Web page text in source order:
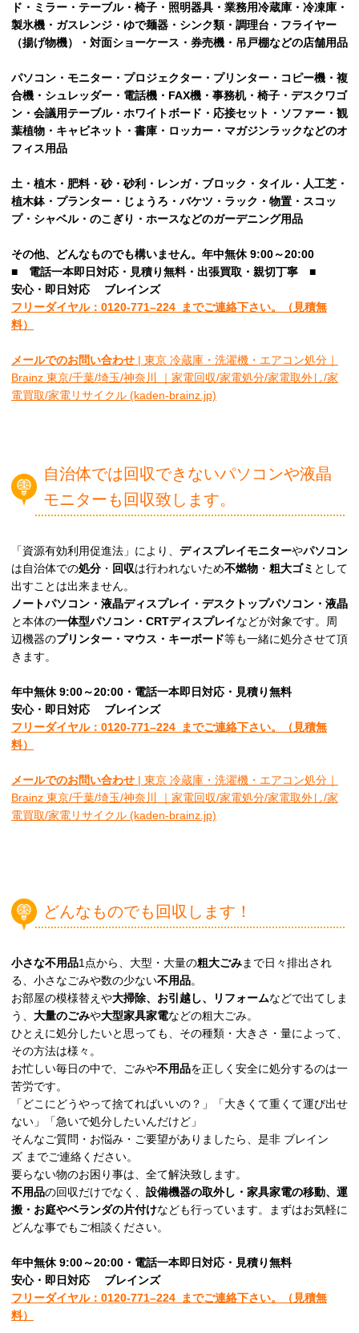
ド・ミラー・テーブル・椅子・照明器具・業務用冷蔵庫・冷凍庫・
製氷機・ガスレンジ・ゆで麺器・シンク類・調理台・フライヤー
（揚げ物機）・対面ショーケース・券売機・吊戸棚などの店舗用品
パソコン・モニター・プロジェクター・プリンター・コピー機・複
合機・シュレッダー・電話機・FAX機・事務机・椅子・デスクワゴ
ン・会議用テーブル・ホワイトボード・応接セット・ソファー・観
葉植物・キャビネット・書庫・ロッカー・マガジンラックなどのオ
フィス用品
土・植木・肥料・砂・砂利・レンガ・ブロック・タイル・人工芝・
植木鉢・プランター・じょうろ・バケツ・ラック・物置・スコッ
プ・シャベル・のこぎり・ホースなどのガーデニング用品
その他、
どんなものでも構いません。年中無休 9:00～20:00
■ 電話一本即日対応・見積り無料・出張買取・親切丁寧 ■
安心・即日対応
ブレインズ
フリーダイヤル：0120-771–224 までご連絡下さい。
（見積無
料）
メールでのお問い合わせ | 東京 冷蔵庫・洗濯機・エアコン処分｜
Brainz 東京/千葉/埼玉/神奈川 ｜家電回収/家電処分/家電取外し/家
電買取/家電リサイクル (kaden-brainz.jp)
自治体では回収できないパソコンや液晶
モニターも回収致します。
「資源有効利用促進法」により、 ディスプレイモニターやパソコン
は自治体での処分 ・ 回収は行われないため不燃物 ・ 粗大ゴミ として
出すことは出来ません。
ノートパソコン・液晶ディスプレイ・デスクトップパソコン・液晶
と本体の一体型パソコン・CRTディスプレイなどが対象です。周
辺機器のプリンター・マウス・キーボード等も一緒に処分させて頂
きます。
年中無休 9:00～20:00・電話一本即日対応・見積り無料
安心・即日対応
ブレインズ
フリーダイヤル：0120-771–224 までご連絡下さい。
（見積無
料）
メールでのお問い合わせ | 東京 冷蔵庫・洗濯機・エアコン処分｜
Brainz 東京/千葉/埼玉/神奈川 ｜家電回収/家電処分/家電取外し/家
電買取/家電リサイクル (kaden-brainz.jp)
どんなものでも回収します！
小さな不用品1点から、大型・大量の粗大ごみまで日々排出され
る、小さなごみや数の少ない不用品。
お部屋の模様替えや大掃除、お引越し、リフォームなどで出てしま
う、 大量のごみや大型家具家電などの粗大ごみ。
ひとえに処分したいと思っても、その種類・大きさ・量によって、
その方法は様々。
お忙しい毎日の中で、ごみや不用品を正しく安全に処分するのは一
苦労です。
「どこにどうやって捨てればいいの？」「大きくて重くて運び出せ
ない」「急いで処分したいんだけど」
そんなご質問・お悩み・ご要望がありましたら、是非 ブレイン
ズ までご連絡ください。
要らない物のお困り事は、全て解決致します。
不用品の回収だけでなく、 設備機器の取外し・家具家電の移動、運
搬・お庭やベランダの片付けなども行っています。まずはお気軽に
どんな事でもご相談ください。
年中無休 9:00～20:00・電話一本即日対応・見積り無料
安心・即日対応
ブレインズ
フリーダイヤル：0120-771–224 までご連絡下さい。
（見積無
料）